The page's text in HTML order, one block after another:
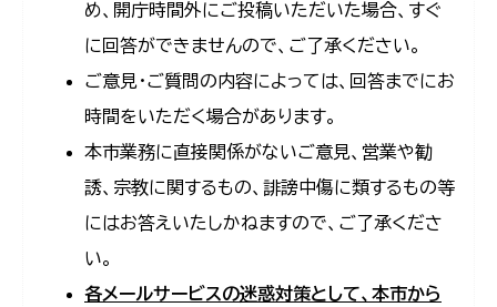
め、開庁時間外にご投稿いただいた場合、すぐ
に回答ができませんので、ご了承ください。
ご意見・ご質問の内容によっては、回答までにお
時間をいただく場合があります。
本市業務に直接関係がないご意見、営業や勧
誘、宗教に関するもの、誹謗中傷に類するもの等
にはお答えいたしかねますので、ご了承くださ
い。
各メールサービスの迷惑対策として、本市から